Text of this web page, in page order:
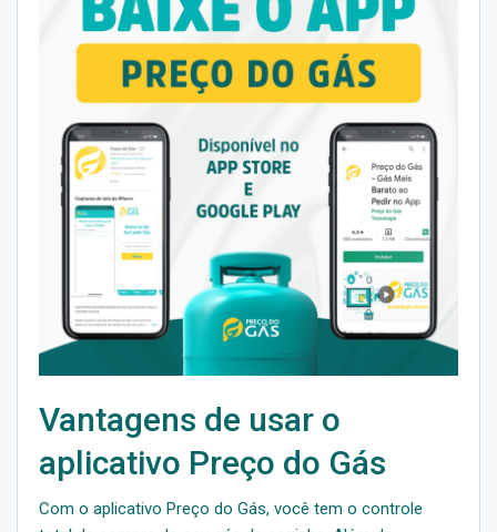
Vantagens de usar o
aplicativo Preço do Gás
Com o aplicativo Preço do Gás, você tem o controle